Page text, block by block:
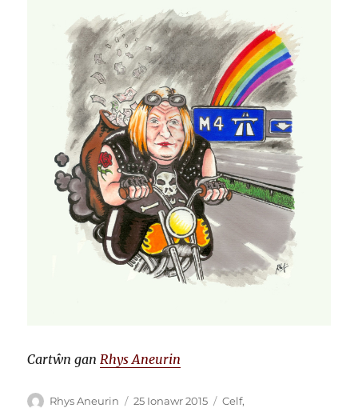
Cartŵn gan Rhys Aneurin
Awdur
Rhys Aneurin
Cofnodwyd
25 Ionawr 2015 Categorïau
Celf,